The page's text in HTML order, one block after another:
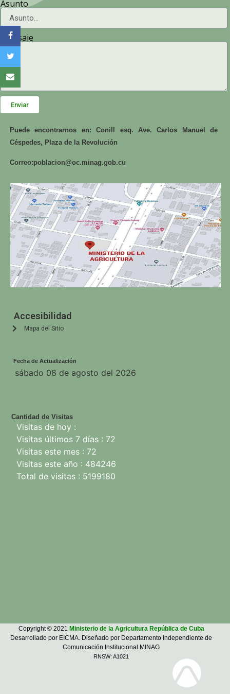
Asunto
Mensaje
Enviar
Puede encontrarnos en: Conill esq. Ave. Carlos Manuel de
Céspedes, Plaza de la Revolución
Correo:poblacion@oc.minag.gob.cu
Accesibilidad
Mapa del Sitio
Fecha de Actualización
Cantidad de Visitas
Visitas de hoy :
Visitas últimos 7 días : 72
Visitas este mes : 72
Visitas este año : 484246
Total de visitas : 5199180
sábado 08 de agosto del 2026
Copyright © 2021 Ministerio de la Agricultura República de Cuba
Desarrollado por EICMA. Diseñado por Departamento Independiente de
Comunicación Institucional.MINAG
RNSW: A1021